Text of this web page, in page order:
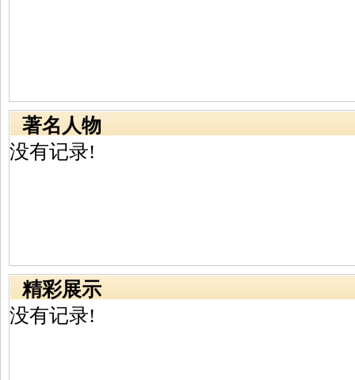
著名人物
没有记录!
精彩展示
没有记录!